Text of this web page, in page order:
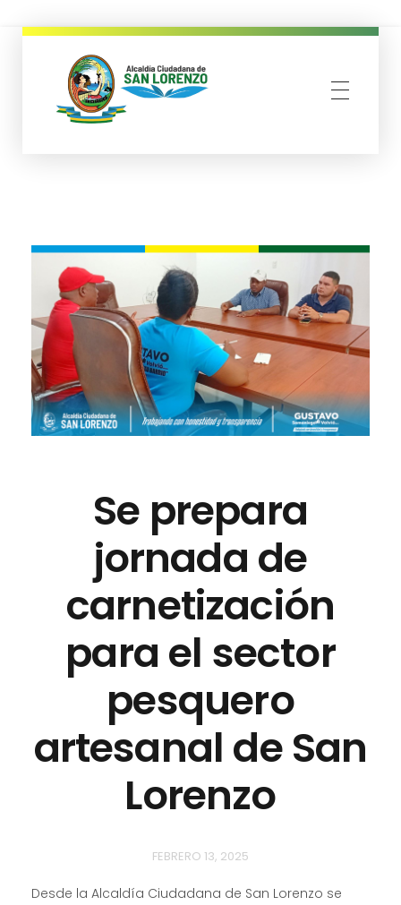
Se prepara
jornada de
carnetización
para el sector
pesquero
artesanal de San
Lorenzo
FEBRERO 13, 2025
Desde la Alcaldía Ciudadana de San Lorenzo se